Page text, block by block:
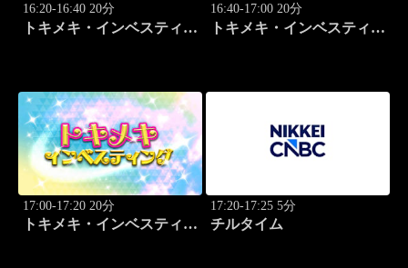
16:20-16:40 20分
トキメキ・インベスティン
16:40-17:00 20分
トキメキ・インベスティン
17:00-17:20 20分
トキメキ・インベスティン
17:20-17:25 5分
チルタイム